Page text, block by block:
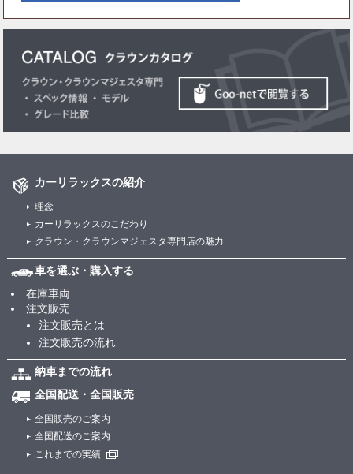
カーリラックスの紹介
理念
カーリラックスのこだわり
クラウン・クラウンマジェスタ専門店の魅力
車を選ぶ・購入する
在庫車両
注文販売
注文販売とは
注文販売の流れ
納車までの流れ
全国配送・全国販売
全国販売のご案内
全国配送のご案内
これまでの実績